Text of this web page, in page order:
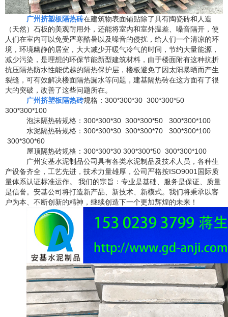
广州挤塑板隔热砖在建筑物表面铺贴除了具有陶瓷砖和人造
（天然）石板的美观耐用外，还能将室内和室外温差、嗓音隔开，使
人们在室内可以免受严寒酷暑以及噪音的侵扰，给人们一个清凉的环
境，环境幽静的居室，大大减少开暖气冷气的时间，节约大量能源，
减少污染，是理想的环保节能新型建筑材料，由于楼面附有这种抗折
抗压隔热防水性能优越的隔热保护层，楼板避免了因太阳暴晒而产生
裂缝，可有效解决楼面隔热漏水等问题，建基隔热砖在这方面有了很
大的突破，改善了这些问题所在。
广州挤塑板隔热砖规格： 300*300*30 300*300*50
300*300*100
泡沫隔热砖规格： 300*300*30 300*300*50 300*300*100
水泥隔热砖规格： 300*300*30 300*300*70 300*300*100
300*300*60
屋顶隔热砖规格： 300*300*30 300*300*50 300*300*100
广州安基水泥制品公司具有各类水泥制品及技术人员，各种生
产设备齐全，工艺先进，技术力量雄厚，公司严格按ISO9001 国际质
量体系认证标准运作。 我们的宗旨：专业是基础、服务是保证、质量
是信誉。 安基公司将打造新产品、新技术、新模式。我们将秉承以客
户为本、不断创新的精神，继续创造下一个更加辉煌的未来！